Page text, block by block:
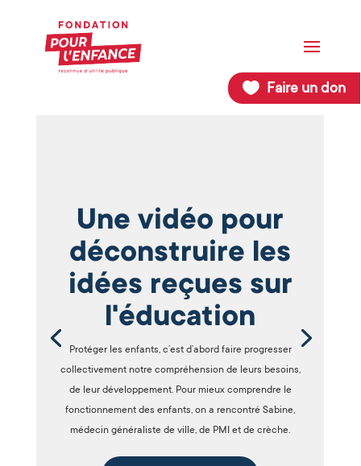
Faire un don
Une vidéo pour
déconstruire les
idées reçues sur
l'éducation
Protéger les enfants, c’est d’abord faire progresser
collectivement notre compréhension de leurs besoins,
de leur développement. Pour mieux comprendre le
fonctionnement des enfants, on a rencontré Sabine,
médecin généraliste de ville, de PMI et de crèche.